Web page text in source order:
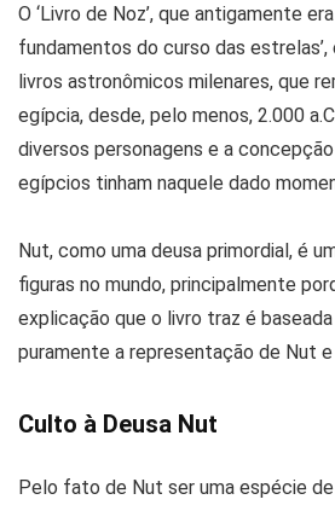
O ‘Livro de Noz’, que antigamente
fundamentos do curso das
livros astronômicos milenares, que
egípcia, desde, pelo menos, 2.000
diversos personagens e a
egípcios tinham naquele dado
Nut, como uma deusa primordial, é
figuras no mundo, principalmente
explicação que o livro traz é
puramente a representação de Nut
Culto à Deusa Nut
Pelo fato de Nut ser uma espécie de